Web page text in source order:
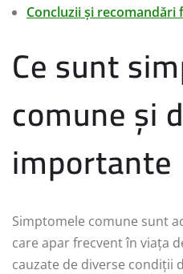
Concluzii și recomandări
Ce sunt
comune și
importante
Simptomele comune sunt
care apar frecvent în viața
cauzate de diverse condiții